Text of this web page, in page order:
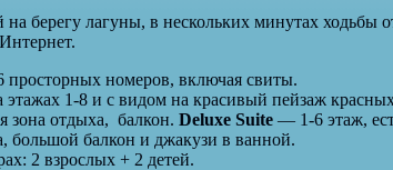
берегу лагуны, в нескольких минутах ходьбы
просторных номеров, включая свиты.
1-8 и с видом на красивый пейзаж
зона отдыха, балкон. Deluxe Suite — 1-6 этаж,
большой балкон и джакузи в ванной.
2 взрослых + 2 детей.